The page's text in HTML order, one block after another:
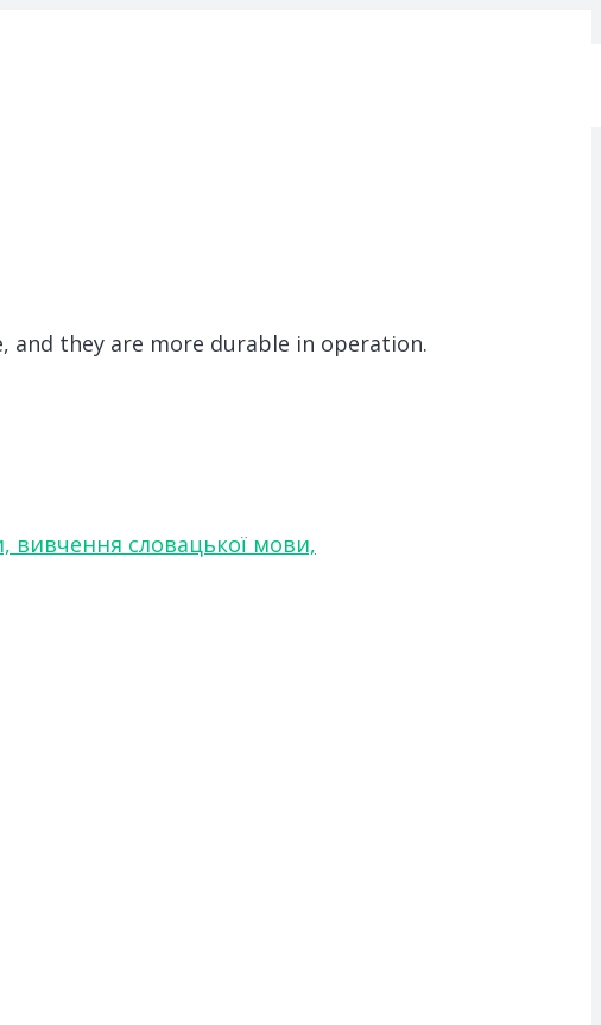
and they are more durable in operation.
вивчення словацької мови,